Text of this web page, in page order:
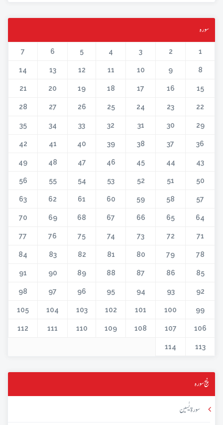
سورہ
1
2
3
4
5
6
7
8
9
10
11
12
13
14
15
16
17
18
19
20
21
22
23
24
25
26
27
28
29
30
31
32
33
34
35
36
37
38
39
40
41
42
43
44
45
46
47
48
49
50
51
52
53
54
55
56
57
58
59
60
61
62
63
64
65
66
67
68
69
70
71
72
73
74
75
76
77
78
79
80
81
82
83
84
85
86
87
88
89
90
91
92
93
94
95
96
97
98
99
100
101
102
103
104
105
106
107
108
109
110
111
112
113
114
پنج سورہ
سورۃ یٰسین